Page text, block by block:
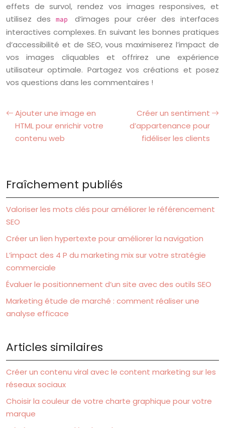
effets de survol, rendez vos images responsives, et
utilisez des
map d’images pour créer des interfaces
interactives complexes. En suivant les bonnes pratiques
d’accessibilité et de SEO, vous maximiserez l’impact de
vos images cliquables et offrirez une expérience
utilisateur optimale. Partagez vos créations et posez
vos questions dans les commentaires !
Ajouter une image en
HTML pour enrichir votre
contenu web
Créer un sentiment
d’appartenance pour
fidéliser les clients
Fraîchement publiés
Valoriser les mots clés pour améliorer le référencement
SEO
Créer un lien hypertexte pour améliorer la navigation
L’impact des 4 P du marketing mix sur votre stratégie
commerciale
Évaluer le positionnement d’un site avec des outils SEO
Marketing étude de marché : comment réaliser une
analyse efficace
Articles similaires
Créer un contenu viral avec le content marketing sur les
réseaux sociaux
Choisir la couleur de votre charte graphique pour votre
marque